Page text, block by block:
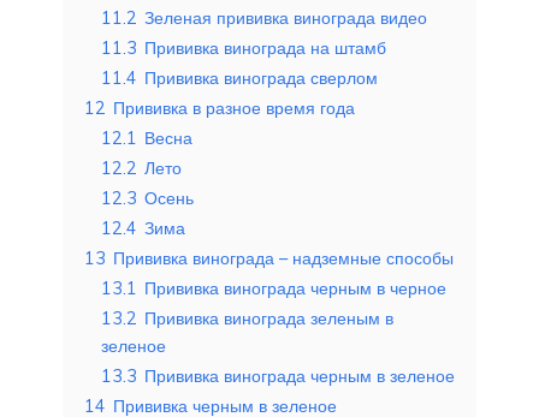
11.2 Зеленая прививка винограда видео
11.3 Прививка винограда на штамб
11.4 Прививка винограда сверлом
12 Прививка в разное время года
12.1 Весна
12.2 Лето
12.3 Осень
12.4 Зима
13 Прививка винограда – надземные способы
13.1 Прививка винограда черным в черное
13.2 Прививка винограда зеленым в
зеленое
13.3 Прививка винограда черным в зеленое
14 Прививка черным в зеленое